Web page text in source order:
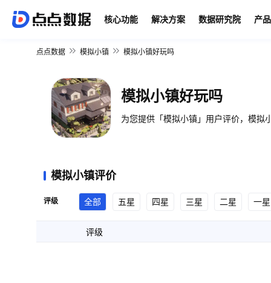
核心功能 解决方案 数据研究院 产
点点数据 模拟小镇 模拟小镇好玩吗
模拟小镇好玩吗
为您提供「模拟小镇」用户评价，模拟
模拟小镇评价
评级 全部 五星 四星 三星 二星 一星
评级